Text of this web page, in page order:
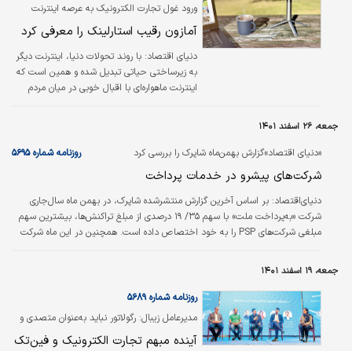
ورود غول تجارت الکترونیک به عرصه اینترنت
ماهواره‌ای
آمازون رقیب استارلینک را معرفی کرد
دنياي اقتصاد: با روند تحولات دنیا، اینترنت دیگر
به زیرساختی حیاتی تبدیل شده و همین است که
اینترنت ماهواره‌ای با اقبال خوبی در میان مردم
غول‌های بزرگ فناوری عرصه رقابتی جدیدی را
استارلینک در ماه‌های اخیر - و به خصوص در
بحبوحه جنگ اوکراین- به محبوبیت زیادی در میان
مردم جهان رسیده است، شرکت آمازون هم تصمیم
گرفته تا پایان سال جاری میلادی اینترنت…
جمعه، ۲۶ اسفند ۱۴۰۱
«دنیای اقتصاد»گزارش بهمن‌ماه شاپرک را بررسی کرد روزنامه شماره ۵۶۹۵
شرکت‌های پیشرو در خدمات پرداخت
دنیای‌اقتصاد: بر اساس آخرین گزارش منتشر‌شده شاپرک‌، در بهمن ماه سال‌جاری
شرکت «به‌پرداخت ملت» با سهم ۳۵/ ۱۹ درصدی از مبلغ تراکنش‌‌‌ها، بیشترین سهم
مبلغی شرکت‌های PSP را به خود اختصاص داده است. همچنین در این ماه شرکت
کارت‌خوان فروشگاهی فعال سیستمی بوده است. علاوه بر این شرکت «‌تجارت
پذیرش اینترنتی را داشته است. اما در زمینه ابزار پذیرش موبایل اوضاع متفاوت…
جمعه، ۱۹ اسفند ۱۴۰۱
مدیرعامل زیبال: رگولاتور نباید به‏‏‌عنوان متصدی و
مجری وارد زمین کسب و کارها شود
روزنامه شماره ۵۶۸۹
آینده مبهم تجارت الکترونیک و فین‏‏‌تک